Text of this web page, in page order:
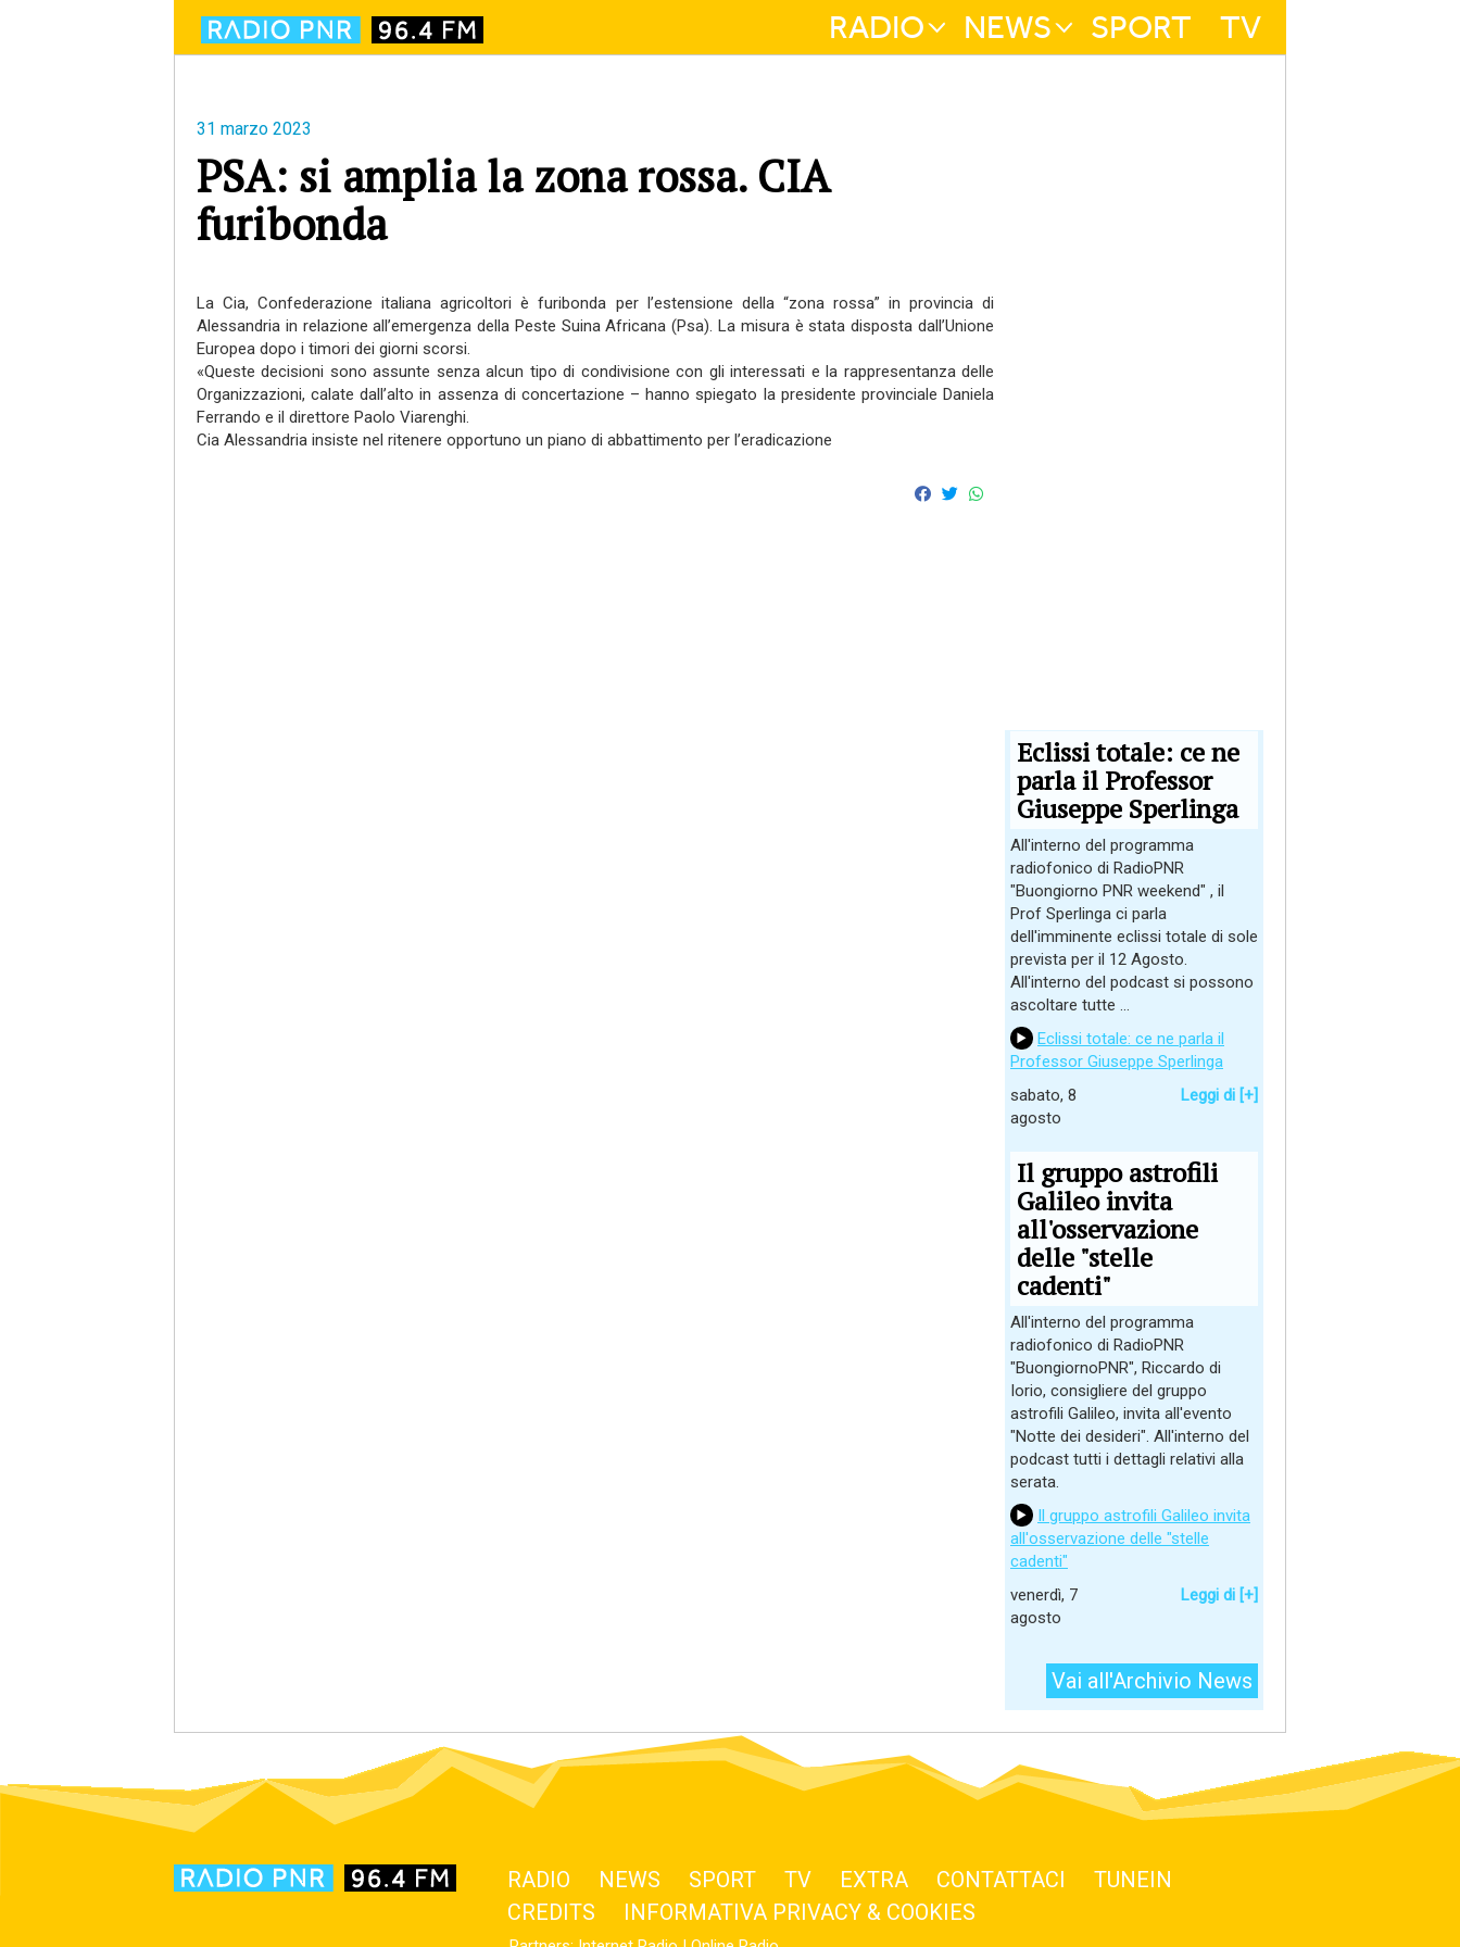
RADIO NEWS SPORT TV
31 marzo 2023
PSA: si amplia la zona rossa. CIA
furibonda
La Cia, Confederazione italiana agricoltori è furibonda per l’estensione della “zona rossa” in provincia di
Alessandria in relazione all’emergenza della Peste Suina Africana (Psa). La misura è stata disposta dall’Unione
Europea dopo i timori dei giorni scorsi.
«Queste decisioni sono assunte senza alcun tipo di condivisione con gli interessati e la rappresentanza delle
Organizzazioni, calate dall’alto in assenza di concertazione – hanno spiegato la presidente provinciale Daniela
Ferrando e il direttore Paolo Viarenghi.
Cia Alessandria insiste nel ritenere opportuno un piano di abbattimento per l’eradicazione
Eclissi totale: ce ne
parla il Professor
Giuseppe Sperlinga
All'interno del programma
radiofonico di RadioPNR
"Buongiorno PNR weekend" , il
Prof Sperlinga ci parla
dell'imminente eclissi totale di sole
prevista per il 12 Agosto.
All'interno del podcast si possono
ascoltare tutte ...
Eclissi totale: ce ne parla il
Professor Giuseppe Sperlinga
sabato, 8
agosto
Leggi di [+]
Il gruppo astrofili
Galileo invita
all'osservazione
delle "stelle
cadenti"
All'interno del programma
radiofonico di RadioPNR
"BuongiornoPNR", Riccardo di
Iorio, consigliere del gruppo
astrofili Galileo, invita all'evento
"Notte dei desideri". All'interno del
podcast tutti i dettagli relativi alla
serata.
Il gruppo astrofili Galileo invita
all'osservazione delle "stelle
cadenti"
venerdì, 7
agosto
Leggi di [+]
Vai all'Archivio News
RADIO NEWS SPORT TV EXTRA CONTATTACI
TUNEIN
CREDITS
INFORMATIVA PRIVACY & COOKIES